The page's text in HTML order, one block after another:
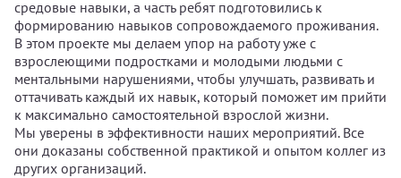
средовые навыки, а часть ребят подготовились к
формированию навыков сопровождаемого проживания.
В этом проекте мы делаем упор на работу уже с
взрослеющими подростками и молодыми людьми с
ментальными нарушениями, чтобы улучшать, развивать и
оттачивать каждый их навык, который поможет им прийти
к максимально самостоятельной взрослой жизни.
Мы уверены в эффективности наших мероприятий. Все
они доказаны собственной практикой и опытом коллег из
других организаций.